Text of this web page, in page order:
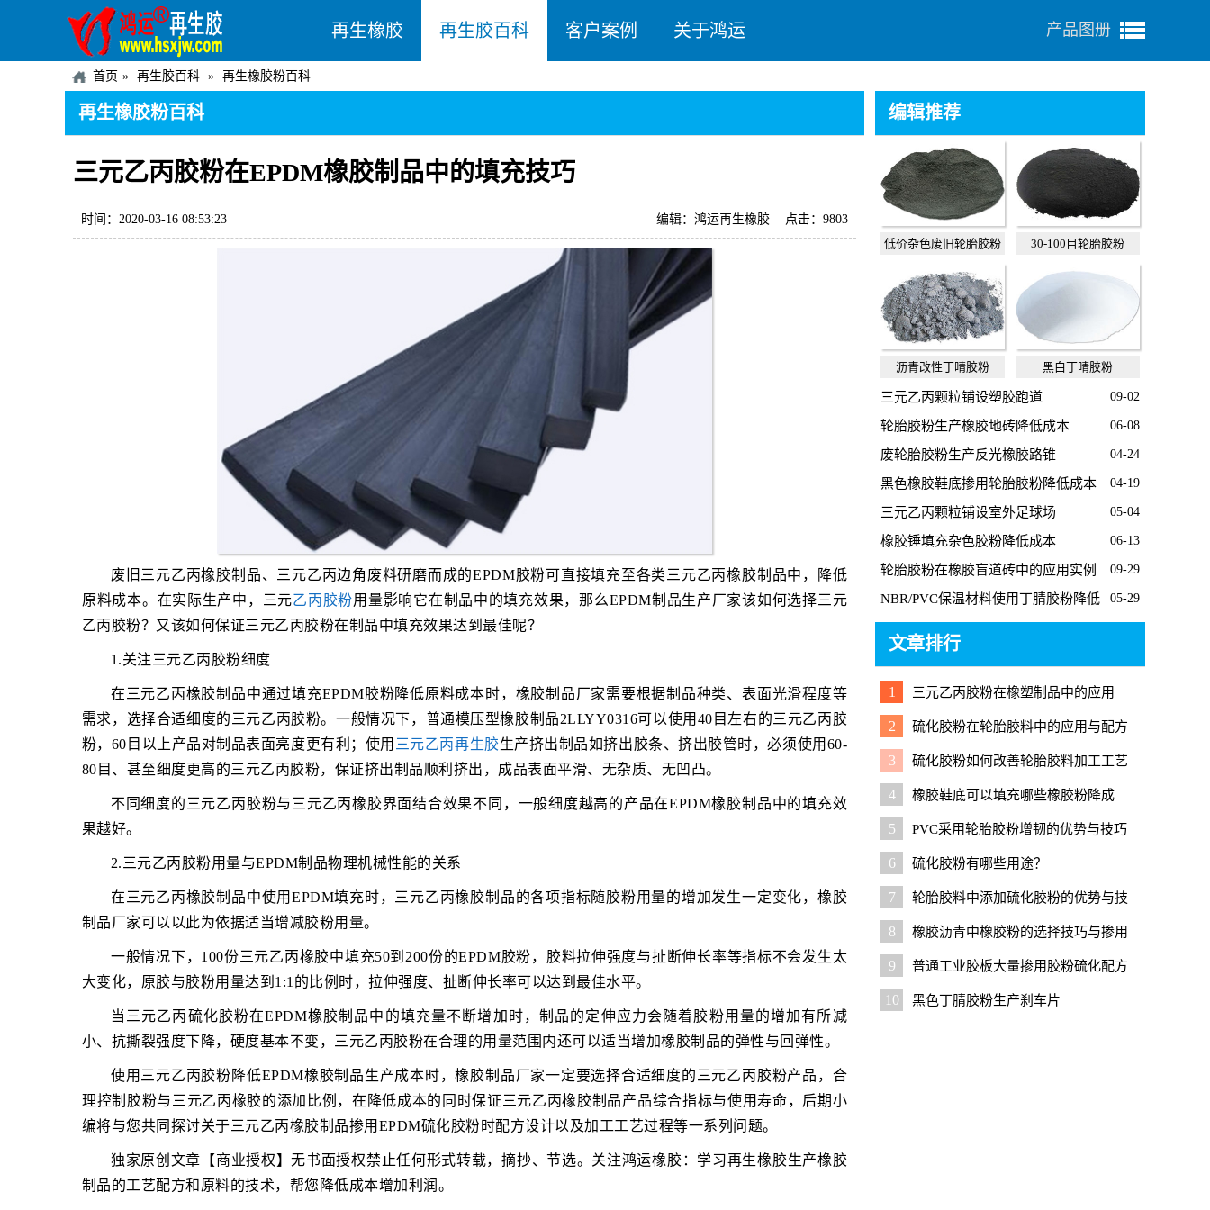
再生橡胶 再生胶百科 客户案例 关于鸿运 产品图册
首页 再生胶百科 再生橡胶粉百科
再生橡胶粉百科
三元乙丙胶粉在EPDM橡胶制品中的填充技巧
时间：2020-03-16 08:53:23 点击：9803
编辑：鸿运再生橡胶
废旧三元乙丙橡胶制品、三元乙丙边角废料研磨而成的EPDM胶粉可直接填充至各类三元乙丙橡胶制品中，降低
原料成本。在实际生产中，三元乙丙胶粉用量影响它在制品中的填充效果，那么EPDM制品生产厂家该如何选择三元
乙丙胶粉？又该如何保证三元乙丙胶粉在制品中填充效果达到最佳呢？
1.关注三元乙丙胶粉细度
在三元乙丙橡胶制品中通过填充EPDM胶粉降低原料成本时，橡胶制品厂家需要根据制品种类、表面光滑程度等
需求，选择合适细度的三元乙丙胶粉。一般情况下，普通模压型橡胶制品2LLYY0316可以使用40目左右的三元乙丙胶
粉，60目以上产品对制品表面亮度更有利；使用 三元乙丙再生胶生产挤出制品如挤出胶条、挤出胶管时，必须使用60-
80目、甚至细度更高的三元乙丙胶粉，保证挤出制品顺利挤出，成品表面平滑、无杂质、无凹凸。
不同细度的三元乙丙胶粉与三元乙丙橡胶界面结合效果不同，一般细度越高的产品在EPDM橡胶制品中的填充效
果越好。
2.三元乙丙胶粉用量与EPDM制品物理机械性能的关系
在三元乙丙橡胶制品中使用EPDM填充时，三元乙丙橡胶制品的各项指标随胶粉用量的增加发生一定变化，橡胶
制品厂家可以以此为依据适当增减胶粉用量。
一般情况下，100份三元乙丙橡胶中填充50到200份的EPDM胶粉，胶料拉伸强度与扯断伸长率等指标不会发生太
大变化，原胶与胶粉用量达到1:1的比例时，拉伸强度、扯断伸长率可以达到最佳水平。
当三元乙丙硫化胶粉在EPDM橡胶制品中的填充量不断增加时，制品的定伸应力会随着胶粉用量的增加有所减
小、抗撕裂强度下降，硬度基本不变，三元乙丙胶粉在合理的用量范围内还可以适当增加橡胶制品的弹性与回弹性。
使用三元乙丙胶粉降低EPDM橡胶制品生产成本时，橡胶制品厂家一定要选择合适细度的三元乙丙胶粉产品，合
理控制胶粉与三元乙丙橡胶的添加比例，在降低成本的同时保证三元乙丙橡胶制品产品综合指标与使用寿命，后期小
编将与您共同探讨关于三元乙丙橡胶制品掺用EPDM硫化胶粉时配方设计以及加工工艺过程等一系列问题。
独家原创文章【商业授权】无书面授权禁止任何形式转载，摘抄、节选。关注鸿运橡胶：学习再生橡胶生产橡胶
制品的工艺配方和原料的技术，帮您降低成本增加利润。
编辑推荐
低价杂色废旧轮胎胶粉 30-100目轮胎胶粉
沥青改性丁晴胶粉 黑白丁晴胶粉
09-02
三元乙丙颗粒铺设塑胶跑道
06-08
轮胎胶粉生产橡胶地砖降低成本
04-24
废轮胎胶粉生产反光橡胶路锥
04-19
黑色橡胶鞋底掺用轮胎胶粉降低成本
05-04
三元乙丙颗粒铺设室外足球场
06-13
橡胶锤填充杂色胶粉降低成本
09-29
轮胎胶粉在橡胶盲道砖中的应用实例
05-29
NBR/PVC保温材料使用丁腈胶粉降低
成本
文章排行
1 三元乙丙胶粉在橡塑制品中的应用
2
硫化胶粉在轮胎胶料中的应用与配方
调整要点
3 硫化胶粉如何改善轮胎胶料加工工艺
4
橡胶鞋底可以填充哪些橡胶粉降成
本？
5 PVC采用轮胎胶粉增韧的优势与技巧
6 硫化胶粉有哪些用途？
7
轮胎胶料中添加硫化胶粉的优势与技
巧
8
橡胶沥青中橡胶粉的选择技巧与掺用
比例
9
普通工业胶板大量掺用胶粉硫化配方
及设计要点
10 黑色丁腈胶粉生产刹车片